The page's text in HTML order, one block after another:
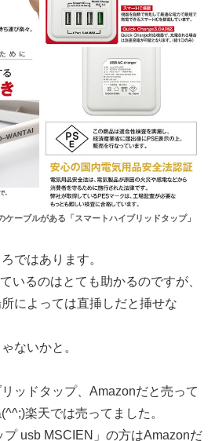
ーブルがある「スマートハイブリッドタップ」
ではあります。
いるのはとても助かるのですが、
によっては直挿しだと挿せな
ないかと。
ッドタップ、Amazonだと売って
楽天では売ってました。
usb MSCIEN」の方はAmazonだ